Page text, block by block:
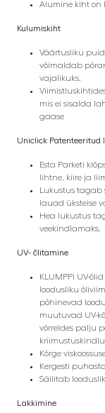
Alumine kiht on
Kulumiskiht
Väärtusliku
võimaldab
vajalikuks.
mis ei sisalda
gaase
Uniclick Patenteeritud
Esta Parketi
lihtne, kiire ja
Lukustus tagab
lauad üksteise
Hea lukustus
veekindlamaks.
UV- õlitamine
KLUMPPi UV-
loodusliku
põhinevad
muutuvad UV-
võrreldes palju
Kõrge
Kergesti
Säilitab
Lakkimine